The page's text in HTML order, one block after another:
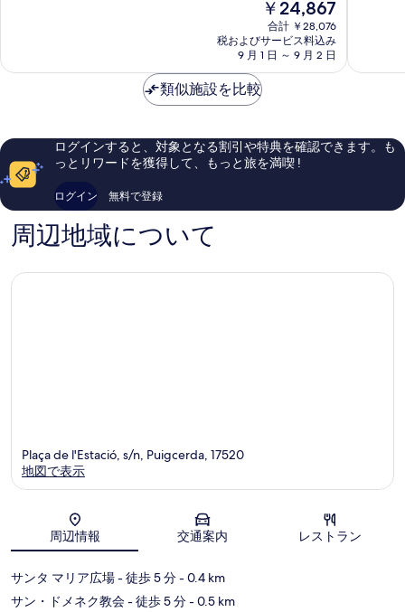
に
コ
188
件
の
口
ミ
現
在
の
料
金
は
￥24,867
￥24,867
合計 ￥28,076
税およびサービス料込み
9 月 1 日 ～ 9 月 2 日
も
コ
ミ
ミ
類似施設を比較
ログインすると、対象となる割引や特典を確認できます。も
っとリワードを獲得して、もっと旅を満喫 !
ログイン 無料で登録
周辺地域について
地図
Plaça de l'Estació, s/n, Puigcerda, 17520
地図で表示
周辺情報 交通案内 レストラン
サンタ マリア広場- 徒歩 5 分- 0.4 km
サン・ドメネク教会- 徒歩 5 分- 0.5 km